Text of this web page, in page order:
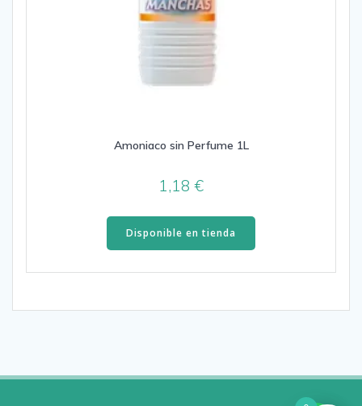
Amoniaco sin Perfume 1L
1,18€
Disponible en tienda